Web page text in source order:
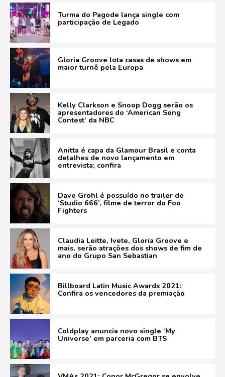
Turma do Pagode lança single com
participação de Legado
Gloria Groove lota casas de shows em
maior turnê pela Europa
Kelly Clarkson e Snoop Dogg serão os
apresentadores do ‘American Song
Contest’ da NBC
Anitta é capa da Glamour Brasil e conta
detalhes de novo lançamento em
entrevista; confira
Dave Grohl é possuído no trailer de
‘Studio 666’, filme de terror do Foo
Fighters
Claudia Leitte, Ivete, Gloria Groove e
mais, serão atrações dos shows de fim de
ano do Grupo San Sebastian
Billboard Latin Music Awards 2021:
Confira os vencedores da premiação
Coldplay anuncia novo single ‘My
Universe’ em parceria com BTS